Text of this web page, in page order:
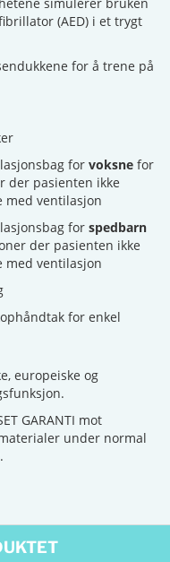
(AED) i et trygt
for å trene på
for voksne for
der pasienten ikke
med ventilasjon
for spedbarn
der pasienten ikke
med ventilasjon
for enkel
europeiske og
GARANTI mot
under normal